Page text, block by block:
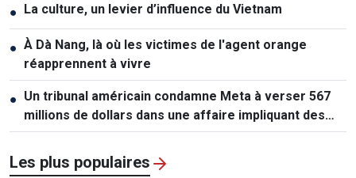
● La culture, un levier d’influence du Vietnam
● À Dà Nang, là où les victimes de l'agent orange
réapprennent à vivre
● Un tribunal américain condamne Meta à verser 567
millions de dollars dans une affaire impliquant des
mineurs
Les plus populaires